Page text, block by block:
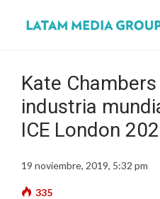
Kate
industria
ICE London
19 noviembre, 2019, 5:32 pm
335